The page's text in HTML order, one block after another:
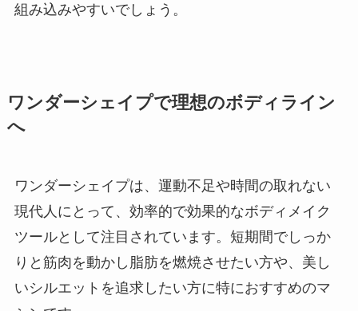
組み込みやすいでしょう。
ワンダーシェイプで理想のボディライン
へ
ワンダーシェイプは、運動不足や時間の取れない
現代人にとって、効率的で効果的なボディメイク
ツールとして注目されています。短期間でしっか
りと筋肉を動かし脂肪を燃焼させたい方や、美し
いシルエットを追求したい方に特におすすめのマ